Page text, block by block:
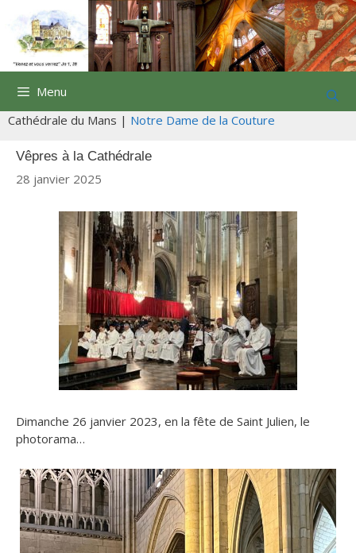
contenu
Menu
Cathédrale du Mans | Notre Dame de la Couture
Vêpres à la Cathédrale
28 janvier 2025
Dimanche 26 janvier 2023, en la fête de Saint Julien, le
photorama…